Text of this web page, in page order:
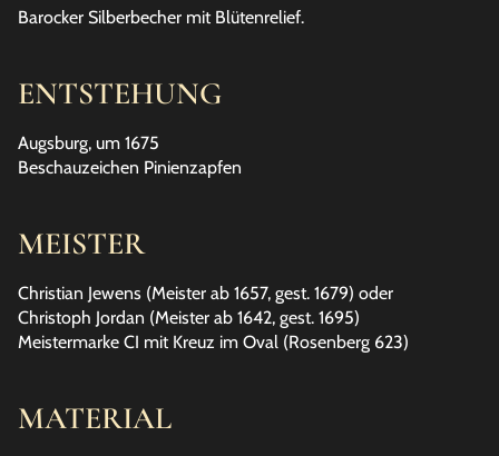
Barocker Silberbecher mit Blütenrelief.
ENTSTEHUNG
Augsburg, um 1675
Beschauzeichen Pinienzapfen
MEISTER
Christian Jewens (Meister ab 1657, gest. 1679) oder
Christoph Jordan (Meister ab 1642, gest. 1695)
Meistermarke CI mit Kreuz im Oval (Rosenberg 623)
MATERIAL